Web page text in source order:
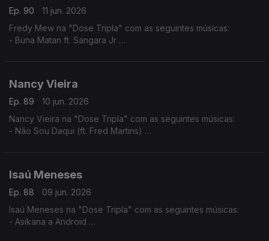
Ep. 90
11 jun. 2026
Fredy Mew na "Dose Tripla" com as seguintes músicas:
- Buna Matan ft. Sangara Jr
Nancy Vieira
Ep. 89
10 jun. 2026
Nancy Vieira na "Dose Tripla" com as seguintes músicas:
- Não Sou Daqui (ft. Fred Martins)
Isaú Meneses
Ep. 88
09 jun. 2026
Isaú Meneses na "Dose Tripla" com as seguintes músicas:
- Asikana a Android